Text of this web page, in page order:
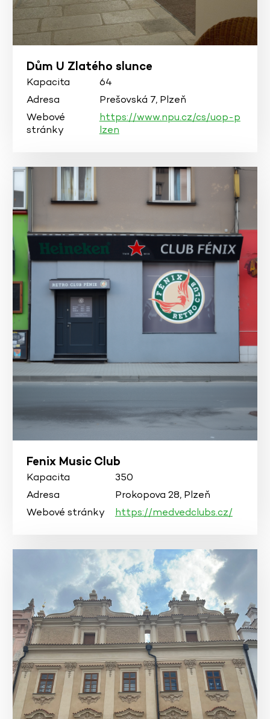
Dům U Zlatého slunce
Kapacita
64
Adresa
Prešovská 7, Plzeň
Webové
stránky
https://www.npu.cz/cs/uop-p
lzen
Fenix Music Club
Kapacita
350
Adresa
Prokopova 28, Plzeň
Webové stránky
https://medvedclubs.cz/